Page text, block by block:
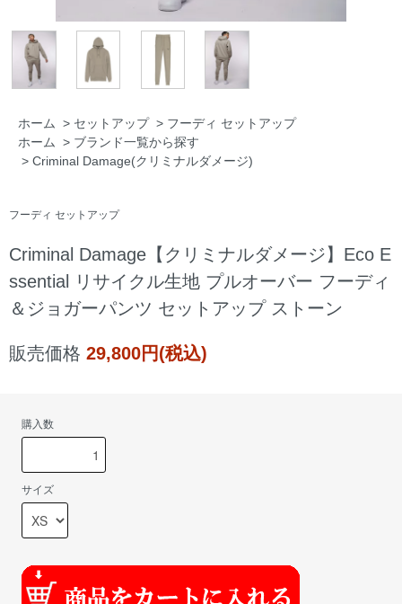
ホーム > セットアップ > フーディ セットアップ
ホーム
> ブランド一覧から探す
> Criminal Damage(クリミナルダメージ)
フーディ セットアップ
Criminal Damage【クリミナルダメージ】Eco E
ssential リサイクル生地 プルオーバー フーディ
＆ジョガーパンツ セットアップ ストーン
販売価格 29,800円(税込)
購入数
サイズ